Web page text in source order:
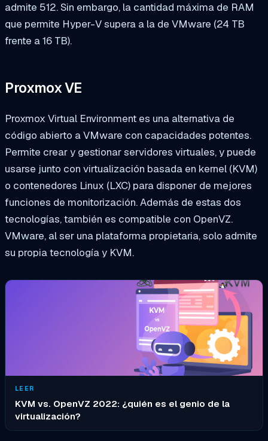
admite 512. Sin embargo, la cantidad máxima de RAM
que permite Hyper-V supera a la de VMware (24 TB
frente a 16 TB).
Proxmox VE
Proxmox Virtual Environment es una alternativa de
código abierto a VMware con capacidades potentes.
Permite crear y gestionar servidores virtuales, y puede
usarse junto con virtualización basada en kernel (KVM)
o contenedores Linux (LXC) para disponer de mejores
funciones de monitorización. Además de estas dos
tecnologías, también es compatible con OpenVZ.
VMware, al ser una plataforma propietaria, solo admite
su propia tecnología y KVM.
LEER
KVM vs. OpenVZ 2022: ¿quién es el genio de la
virtualización?